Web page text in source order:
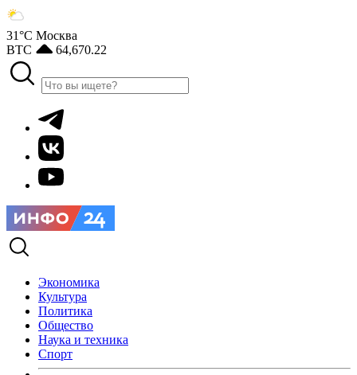
31°С Москва
BTC
64,670.22
Экономика
Культура
Политика
Общество
Наука и техника
Спорт